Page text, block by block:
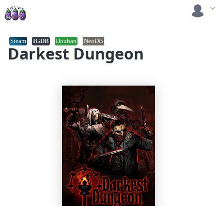
Darkest Dungeon
Steam IGDB Douban NeoDB